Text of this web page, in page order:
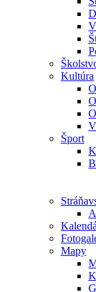
Kultúra
Šport
Mapy